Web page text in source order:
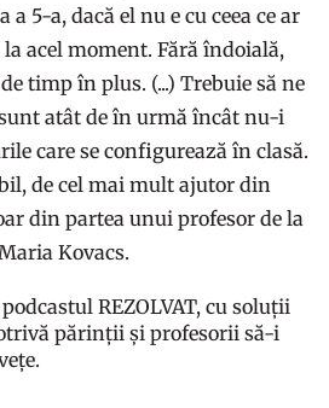
5-a, dacă el nu e cu ceea ce ar
acel moment. Fără îndoială,
timp în plus. (...) Trebuie să ne
atât de în urmă încât nu-i
care se configurează în clasă.
de cel mai mult ajutor din
din partea unui profesor de la
Kovacs.
REZOLVAT, cu soluții
părinții și profesorii să-i